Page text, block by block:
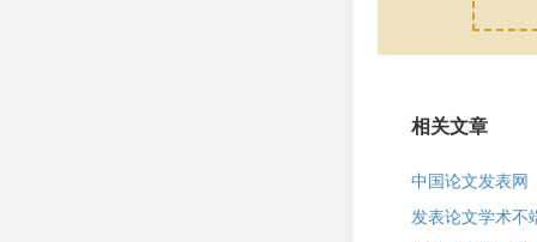
相关文章
中国论文发表网
发表论文学术不